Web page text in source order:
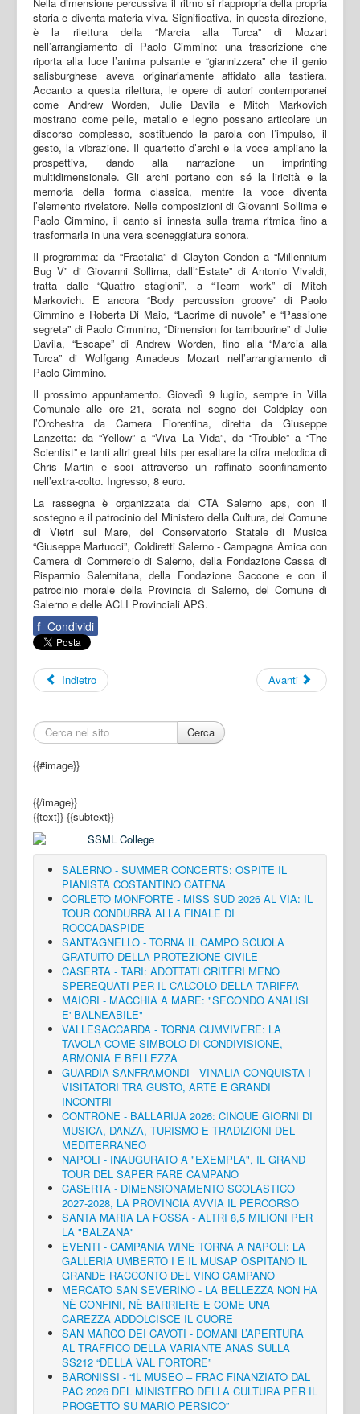
storia e diventa materia viva. Significativa, in questa direzione,
è la rilettura della “Marcia alla Turca” di Mozart
nell’arrangiamento di Paolo Cimmino: una trascrizione che
riporta alla luce l’anima pulsante e “giannizzera” che il genio
salisburghese aveva originariamente affidato alla tastiera.
Accanto a questa rilettura, le opere di autori contemporanei
come Andrew Worden, Julie Davila e Mitch Markovich
mostrano come pelle, metallo e legno possano articolare un
discorso complesso, sostituendo la parola con l’impulso, il
gesto, la vibrazione. Il quartetto d’archi e la voce ampliano la
prospettiva, dando alla narrazione un imprinting
multidimensionale. Gli archi portano con sé la liricità e la
memoria della forma classica, mentre la voce diventa
l’elemento rivelatore. Nelle composizioni di Giovanni Sollima e
Paolo Cimmino, il canto si innesta sulla trama ritmica fino a
trasformarla in una vera sceneggiatura sonora.
Il programma: da “Fractalia” di Clayton Condon a “Millennium
Bug V” di Giovanni Sollima, dall’“Estate” di Antonio Vivaldi,
tratta dalle “Quattro stagioni”, a “Team work” di Mitch
Markovich. E ancora “Body percussion groove” di Paolo
Cimmino e Roberta Di Maio, “Lacrime di nuvole” e “Passione
segreta” di Paolo Cimmino, “Dimension for tambourine” di Julie
Davila, “Escape” di Andrew Worden, fino alla “Marcia alla
Turca” di Wolfgang Amadeus Mozart nell’arrangiamento di
Paolo Cimmino.
Il prossimo appuntamento. Giovedì 9 luglio, sempre in Villa
Comunale alle ore 21, serata nel segno dei Coldplay con
l’Orchestra da Camera Fiorentina, diretta da Giuseppe
Lanzetta: da “Yellow” a “Viva La Vida”, da “Trouble” a “The
Scientist” e tanti altri great hits per esaltare la cifra melodica di
Chris Martin e soci attraverso un raffinato sconfinamento
nell’extra-colto. Ingresso, 8 euro.
La rassegna è organizzata dal CTA Salerno aps, con il
sostegno e il patrocinio del Ministero della Cultura, del Comune
di Vietri sul Mare, del Conservatorio Statale di Musica
“Giuseppe Martucci”, Coldiretti Salerno - Campagna Amica con
Camera di Commercio di Salerno, della Fondazione Cassa di
Risparmio Salernitana, della Fondazione Saccone e con il
patrocinio morale della Provincia di Salerno, del Comune di
Salerno e delle ACLI Provinciali APS.
f Condividi
Indietro Avanti
Cerca
{{#image}}
{{/image}}
{{text}} {{subtext}}
SALERNO - SUMMER CONCERTS: OSPITE IL
PIANISTA COSTANTINO CATENA
CORLETO MONFORTE - MISS SUD 2026 AL VIA: IL
TOUR CONDURRÀ ALLA FINALE DI
ROCCADASPIDE
SANT’AGNELLO - TORNA IL CAMPO SCUOLA
GRATUITO DELLA PROTEZIONE CIVILE
CASERTA - TARI: ADOTTATI CRITERI MENO
SPEREQUATI PER IL CALCOLO DELLA TARIFFA
MAIORI - MACCHIA A MARE: "SECONDO ANALISI
E' BALNEABILE"
VALLESACCARDA - TORNA CUMVIVERE: LA
TAVOLA COME SIMBOLO DI CONDIVISIONE,
ARMONIA E BELLEZZA
GUARDIA SANFRAMONDI - VINALIA CONQUISTA I
VISITATORI TRA GUSTO, ARTE E GRANDI
INCONTRI
CONTRONE - BALLARIJA 2026: CINQUE GIORNI DI
MUSICA, DANZA, TURISMO E TRADIZIONI DEL
MEDITERRANEO
NAPOLI - INAUGURATO A "EXEMPLA", IL GRAND
TOUR DEL SAPER FARE CAMPANO
CASERTA - DIMENSIONAMENTO SCOLASTICO
2027-2028, LA PROVINCIA AVVIA IL PERCORSO
SANTA MARIA LA FOSSA - ALTRI 8,5 MILIONI PER
LA "BALZANA"
EVENTI - CAMPANIA WINE TORNA A NAPOLI: LA
GALLERIA UMBERTO I E IL MUSAP OSPITANO IL
GRANDE RACCONTO DEL VINO CAMPANO
MERCATO SAN SEVERINO - LA BELLEZZA NON HA
NÈ CONFINI, NÈ BARRIERE E COME UNA
CAREZZA ADDOLCISCE IL CUORE
SAN MARCO DEI CAVOTI - DOMANI L’APERTURA
AL TRAFFICO DELLA VARIANTE ANAS SULLA
SS212 “DELLA VAL FORTORE”
BARONISSI - “IL MUSEO – FRAC FINANZIATO DAL
PAC 2026 DEL MINISTERO DELLA CULTURA PER IL
PROGETTO SU MARIO PERSICO”